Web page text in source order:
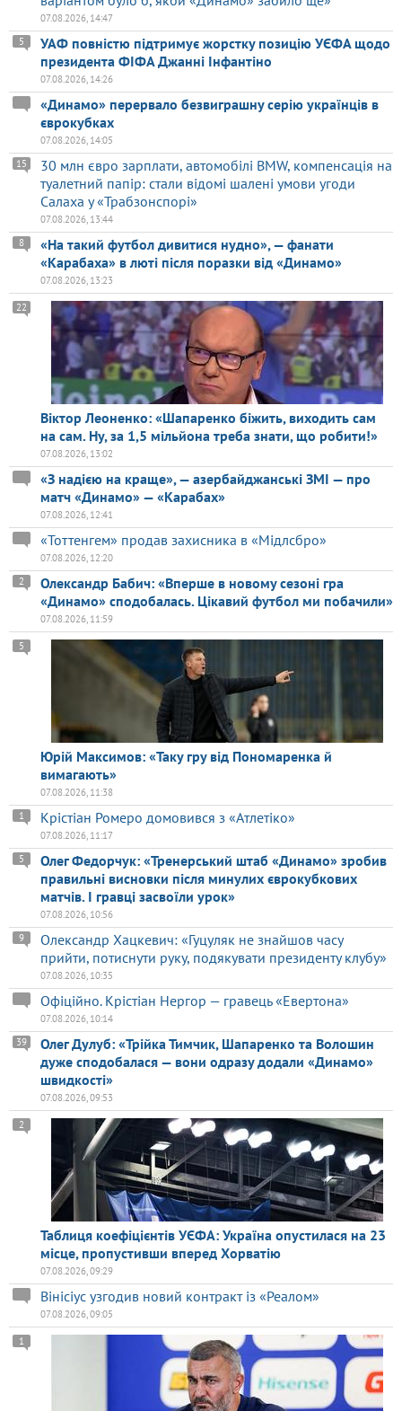
07.08.2026, 14:47
УАФ повністю підтримує жорстку позицію УЄФА щодо
президента ФІФА Джанні Інфантіно
5
07.08.2026, 14:26
«Динамо» перервало безвиграшну серію українців в
єврокубках
07.08.2026, 14:05
30 млн євро зарплати, автомобілі BMW, компенсація на
туалетний папір: стали відомі шалені умови угоди
Салаха у «Трабзонспорі»
15
07.08.2026, 13:44
«На такий футбол дивитися нудно», — фанати
«Карабаха» в люті після поразки від «Динамо»
8
07.08.2026, 13:23
Віктор Леоненко: «Шапаренко біжить, виходить сам
на сам. Ну, за 1,5 мільйона треба знати, що робити!»
22
07.08.2026, 13:02
«З надією на краще», — азербайджанські ЗМІ — про
матч «Динамо» — «Карабах»
07.08.2026, 12:41
«Тоттенгем» продав захисника в «Мідлсбро»
07.08.2026, 12:20
Олександр Бабич: «Вперше в новому сезоні гра
«Динамо» сподобалась. Цікавий футбол ми побачили»
2
07.08.2026, 11:59
Юрій Максимов: «Таку гру від Пономаренка й
вимагають»
5
07.08.2026, 11:38
Крістіан Ромеро домовився з «Атлетіко»
1
07.08.2026, 11:17
Олег Федорчук: «Тренерський штаб «Динамо» зробив
правильні висновки після минулих єврокубкових
матчів. І гравці засвоїли урок»
5
07.08.2026, 10:56
Олександр Хацкевич: «Гуцуляк не знайшов часу
прийти, потиснути руку, подякувати президенту клубу»
9
07.08.2026, 10:35
Офіційно. Крістіан Нергор — гравець «Евертона»
07.08.2026, 10:14
Олег Дулуб: «Трійка Тимчик, Шапаренко та Волошин
дуже сподобалася — вони одразу додали «Динамо»
швидкості»
39
07.08.2026, 09:53
Таблиця коефіцієнтів УЄФА: Україна опустилася на 23
місце, пропустивши вперед Хорватію
2
07.08.2026, 09:29
Вінісіус узгодив новий контракт із «Реалом»
07.08.2026, 09:05
1